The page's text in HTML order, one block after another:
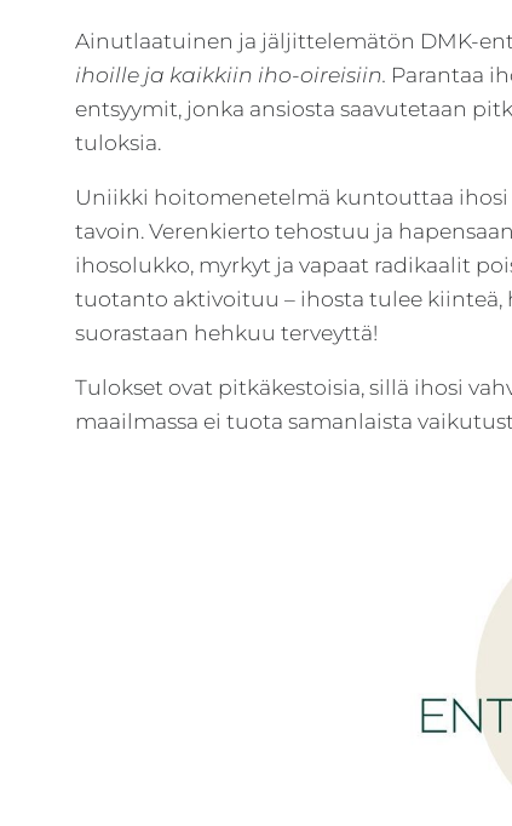
Ainutlaatuinen ja jäljittelemätön DMK-
ihoille ja kaikkiin iho-oireisiin. Parantaa
entsyymit, jonka ansiosta saavutetaan
tuloksia.
Uniikki hoitomenetelmä kuntouttaa
tavoin. Verenkierto tehostuu ja
ihosolukko, myrkyt ja vapaat radikaalit
tuotanto aktivoituu – ihosta tulee kiinteä,
suorastaan hehkuu terveyttä!
Tulokset ovat pitkäkestoisia, sillä ihosi
maailmassa ei tuota samanlaista